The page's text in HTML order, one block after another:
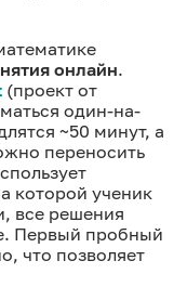
онлайн.
(проект от
один-на-
~50 минут, а
переносить
которой ученик
все решения
Первый пробный
что позволяет